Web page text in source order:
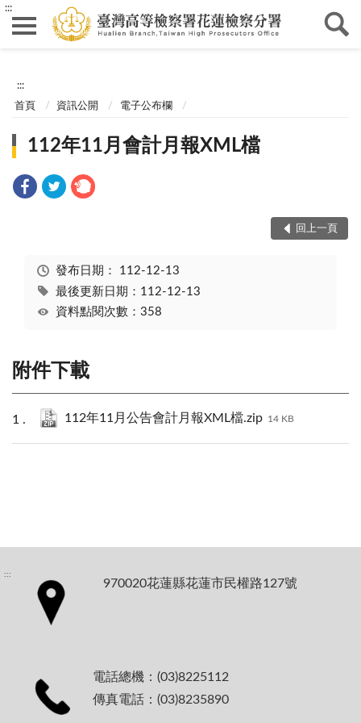
:::
:::
首頁 資訊公開 電子公布欄
112年11月會計月報XML檔
回上一頁
發布日期： 112-12-13
最後更新日期：112-12-13
資料點閱次數：358
附件下載
112年11月公告會計月報XML檔.zip 14 KB
:::
970020花蓮縣花蓮市民權路127號
電話總機：(03)8225112
傳真電話：(03)8235890